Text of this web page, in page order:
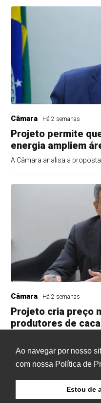
Ao navegar por nosso
com nossa Política de
Estou de
Câmara Há 2 semanas
Projeto permite
energia ampliem
A Câmara analisa a proposta
Câmara Há 2 semanas
Projeto cria preço
produtores de
© Copyright 2026 -